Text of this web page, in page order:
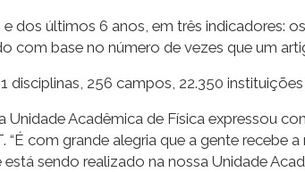
dos últimos 6 anos, em três indicadores:
com base no número de vezes que um
disciplinas, 256 campos, 22.350 instituições
Unidade Acadêmica de Física expressou
com grande alegria que a gente recebe
sendo realizado na nossa Unidade